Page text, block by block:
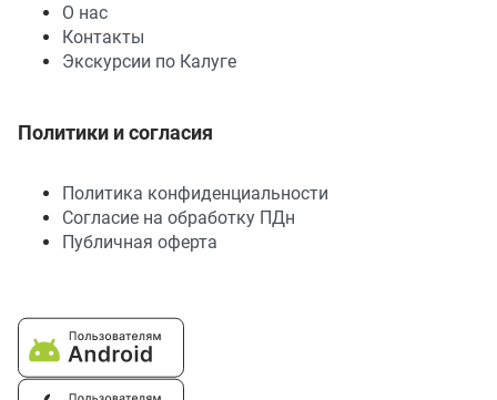
О нас
Контакты
Экскурсии по Калуге
Политики и согласия
Политика конфиденциальности
Согласие на обработку ПДн
Публичная оферта